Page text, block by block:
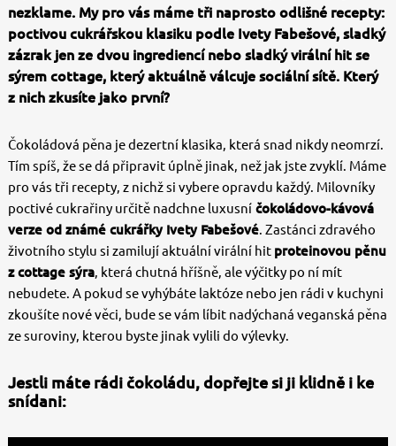
nezklame. My pro vás máme tři naprosto odlišné recepty:
poctivou cukrářskou klasiku podle Ivety Fabešové, sladký
zázrak jen ze dvou ingrediencí nebo sladký virální hit se
sýrem cottage, který aktuálně válcuje sociální sítě. Který
z nich zkusíte jako první?
Čokoládová pěna je dezertní klasika, která snad nikdy neomrzí.
Tím spíš, že se dá připravit úplně jinak, než jak jste zvyklí. Máme
pro vás tři recepty, z nichž si vybere opravdu každý. Milovníky
poctivé cukrařiny určitě nadchne luxusníčokoládovo-kávová
verze od známé cukrářky Ivety Fabešové. Zastánci zdravého
životního stylu si zamilují aktuální virální hit proteinovou pěnu
z cottage sýra, která chutná hříšně, ale výčitky po ní mít
nebudete. A pokud se vyhýbáte laktóze nebo jen rádi v kuchyni
zkoušíte nové věci, bude se vám líbit nadýchaná veganská pěna
ze suroviny, kterou byste jinak vylili do výlevky.
Jestli máte rádi čokoládu, dopřejte si ji klidně i ke
snídani: